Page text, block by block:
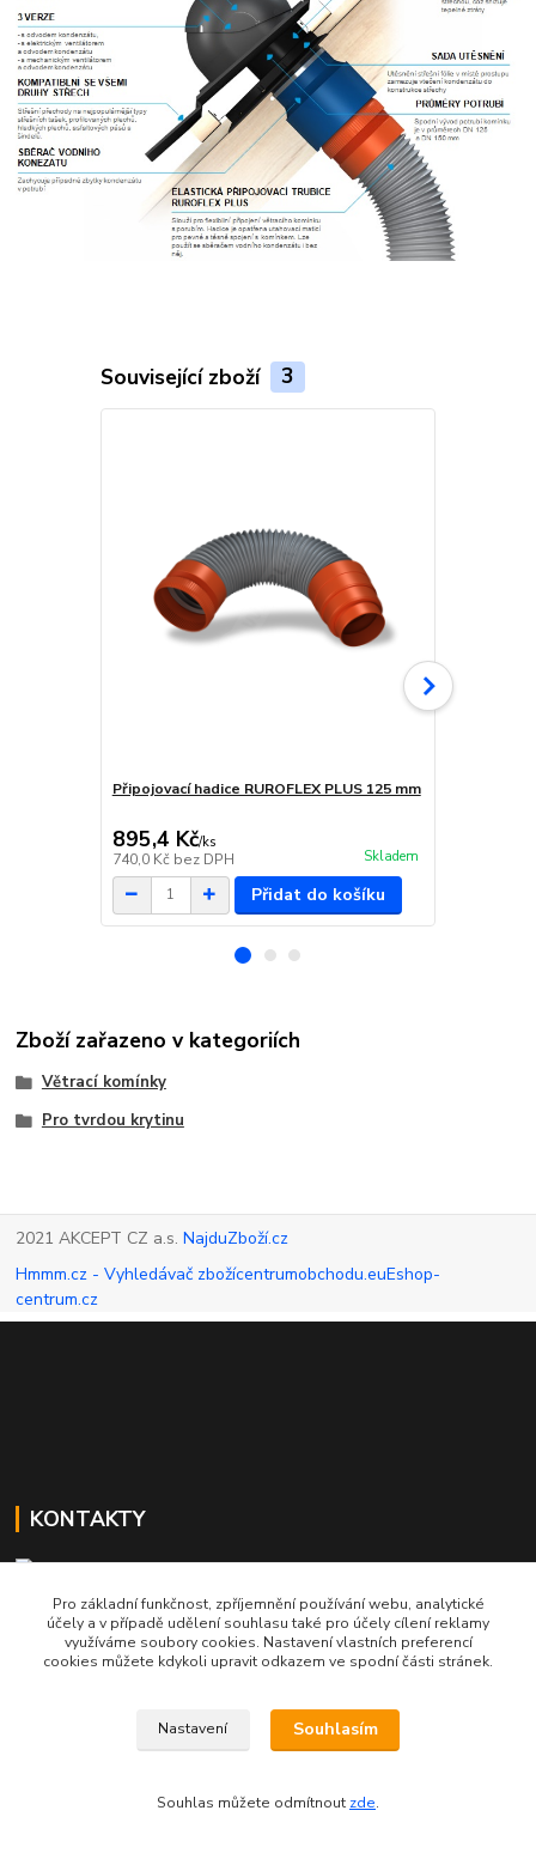
Související zboží 3
Připojovací hadice RUROFLEX PLUS 125 mm
895,4 Kč/ks
740,0 Kč bez DPH Skladem
Přidat do košíku
Zboží zařazeno v kategoriích
Větrací komínky
Pro tvrdou krytinu
2021 AKCEPT CZ a.s.NajduZboží.cz
Hmmm.cz - Vyhledávač zbožícentrumobchodu.euEshop-
centrum.cz
KONTAKTY
724 199 305
pondělí - pátek (8:00 - 16:00)
Pro základní funkčnost, zpříjemnění používání webu, analytické
účely a v případě udělení souhlasu také pro účely cílení reklamy
využíváme soubory cookies. Nastavení vlastních preferencí
cookies můžete kdykoli upravit odkazem ve spodní části stránek.
Nastavení Souhlasím
Souhlas můžete odmítnout zde.